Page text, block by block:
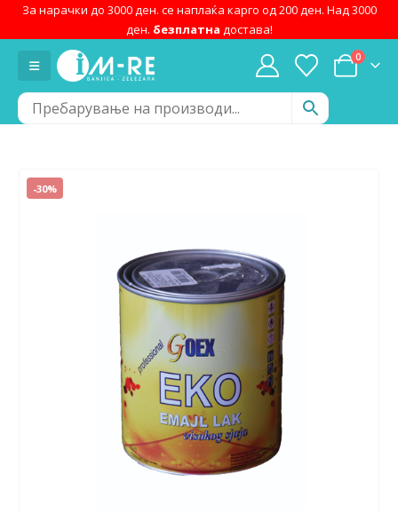
За нарачки до 3000 ден. се наплаќа карго од 200 ден. Над 3000
ден. безплатна достава!
0
-30%